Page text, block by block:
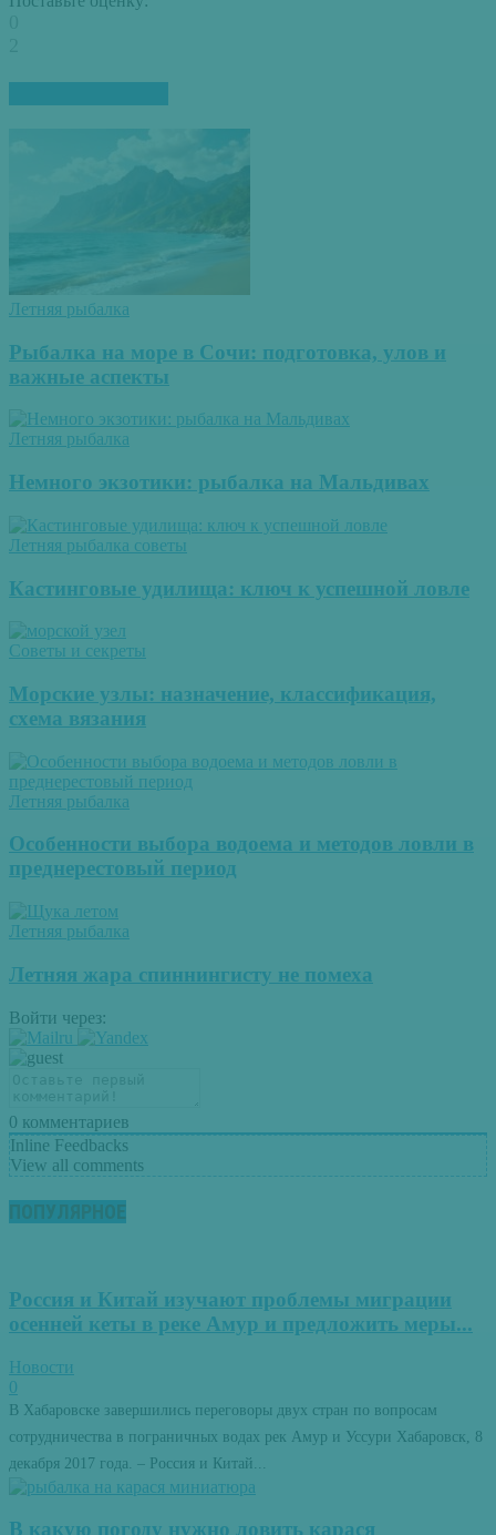
Летняя рыбалка
Рыбалка на море в Сочи: подготовка, улов и
важные аспекты
Летняя рыбалка
Немного экзотики: рыбалка на Мальдивах
Летняя рыбалка советы
Кастинговые удилища: ключ к успешной ловле
Советы и секреты
Морские узлы: назначение, классификация,
схема вязания
Летняя рыбалка
Особенности выбора водоема и методов ловли в
преднерестовый период
Летняя рыбалка
Летняя жара спиннингисту не помеха
Войти через:
0 комментариев
Inline Feedbacks
View all comments
ПОПУЛЯРНОЕ
Россия и Китай изучают проблемы миграции
осенней кеты в реке Амур и предложить меры...
Новости
0
В Хабаровске завершились переговоры двух стран по вопросам
сотрудничества в пограничных водах рек Амур и Уссури Хабаровск, 8
декабря 2017 года. – Россия и Китай...
В какую погоду нужно ловить карася